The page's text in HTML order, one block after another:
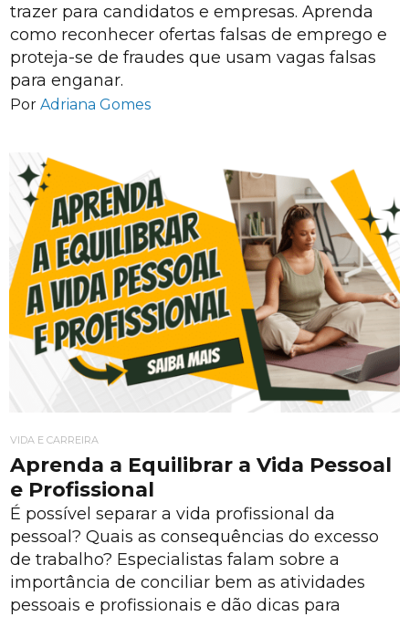
trazer para candidatos e empresas. Aprenda
como reconhecer ofertas falsas de emprego e
proteja-se de fraudes que usam vagas falsas
para enganar.
Por Adriana Gomes
VIDA E CARREIRA
Aprenda a Equilibrar a Vida Pessoal
e Profissional
É possível separar a vida profissional da
pessoal? Quais as consequências do excesso
de trabalho? Especialistas falam sobre a
importância de conciliar bem as atividades
pessoais e profissionais e dão dicas para